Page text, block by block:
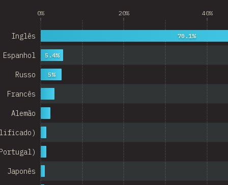
Israel
Romania
Korea
Portugal
Austria
Belgium
0% 20% 40%
Japonês
Alemão
Francês
Russo
Espanhol
Inglês
5%
5.4%
70.1%